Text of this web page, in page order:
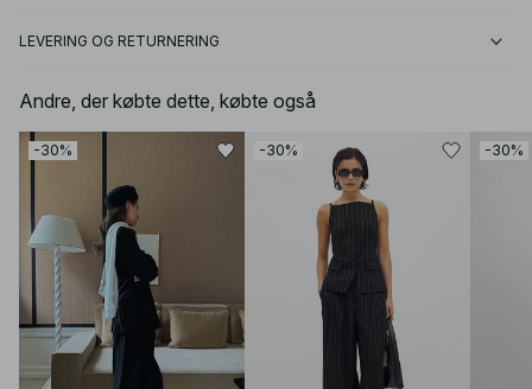
LEVERING OG RETURNERING
Andre, der købte dette, købte også
-30% -30% -30%